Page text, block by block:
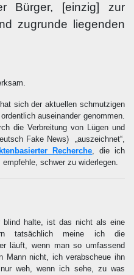
Bürger, [einzig] zur
zugrunde liegenden
sich der aktuellen schmutzigen
auseinander genommen.
die Verbreitung von Lügen und
Fake News) „auszeichnet“,
Recherche, die ich
schwer zu widerlegen.
blind halte, ist das nicht als eine
tatsächlich meine ich die
läuft, wenn man so umfassend
Mann nicht, ich verabscheue ihn
weh, wenn ich sehe, zu was